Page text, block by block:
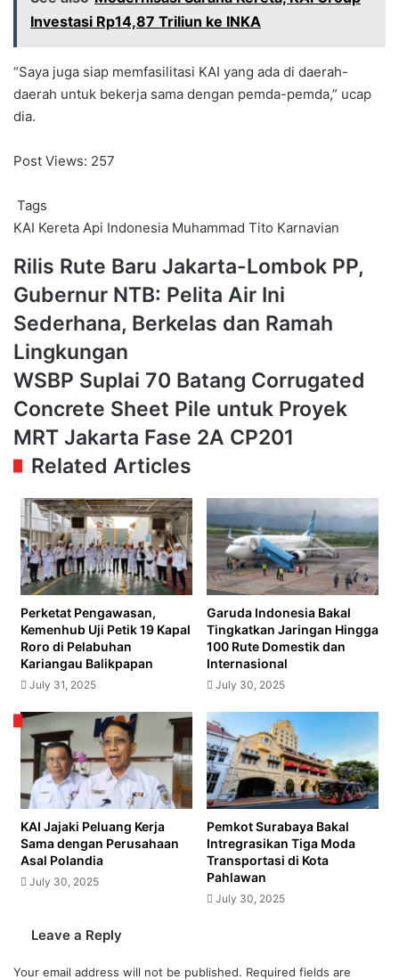
Investasi Rp14,87 Triliun ke INKA
“Saya juga siap memfasilitasi KAI yang ada di daerah-
daerah untuk bekerja sama dengan pemda-pemda,” ucap
dia.
Post Views: 257
Tags
KAI Kereta Api Indonesia Muhammad Tito Karnavian
Rilis
Baru
Jakarta-
Lombok
PP,
Gubernur
NTB:
Pelita
Air
Ini
Sederhana,
dan
Ramah
Lingkungan
Rilis Rute Baru Jakarta-Lombok PP,
Gubernur NTB: Pelita Air Ini
Sederhana, Berkelas dan Ramah
Lingkungan
WSBP
Suplai
70
Batang
Corrugated
Concrete
Pile
untuk
Proyek
MRT
Jakarta
Fase
2A
CP201
WSBP Suplai 70 Batang Corrugated
Concrete Sheet Pile untuk Proyek
MRT Jakarta Fase 2A CP201
Related Articles
Perketat Pengawasan,
Kemenhub Uji Petik 19 Kapal
Roro di Pelabuhan
Kariangau Balikpapan
July 31, 2025
Garuda Indonesia Bakal
Tingkatkan Jaringan Hingga
100 Rute Domestik dan
Internasional
July 30, 2025
KAI Jajaki Peluang Kerja
Sama dengan Perusahaan
Asal Polandia
July 30, 2025
Pemkot Surabaya Bakal
Intregrasikan Tiga Moda
Transportasi di Kota
Pahlawan
July 30, 2025
Leave a Reply
Your email address will not be published. Required fields are